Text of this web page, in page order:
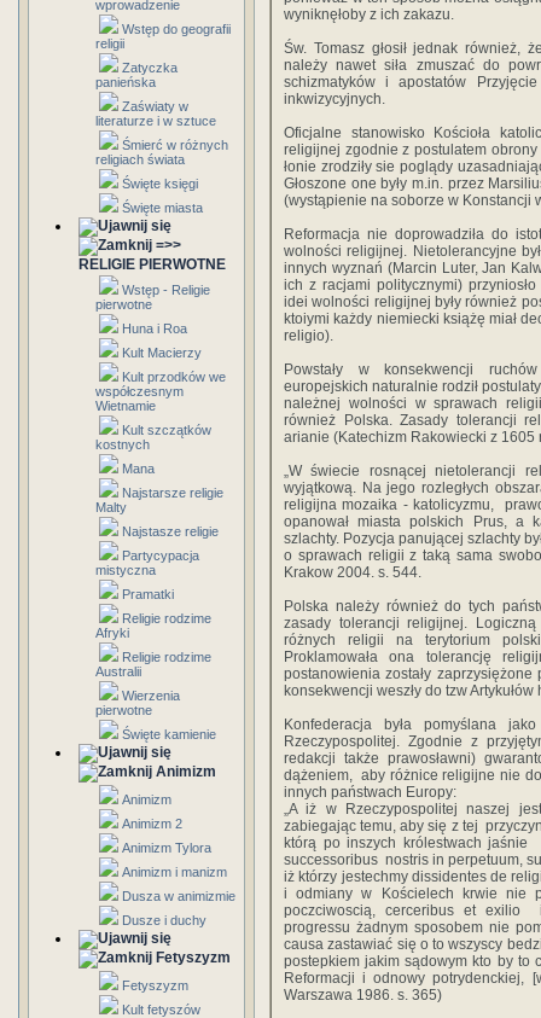
wprowadzenie
Wstęp do geografii
religii
Zatyczka
panieńska
Zaświaty w
literaturze i w sztuce
Śmierć w różnych
religiach świata
Święte księgi
Święte miasta
=>>
RELIGIE PIERWOTNE
Wstęp - Religie
pierwotne
Huna i Roa
Kult Macierzy
Kult przodków we
współczesnym
Wietnamie
Kult szczątków
kostnych
Mana
Najstarsze religie
Malty
Najstasze religie
Partycypacja
mistyczna
Pramatki
Religie rodzime
Afryki
Religie rodzime
Australii
Wierzenia
pierwotne
Święte kamienie
Animizm
Animizm
Animizm 2
Animizm Tylora
Animizm i manizm
Dusza w animizmie
Dusze i duchy
Fetyszyzm
Fetyszyzm
Kult fetyszów
wyniknęłoby z ich zakazu.
Św. Tomasz głosił jednak również,
należy nawet siła zmuszać do
schizmatyków i apostatów
inkwizycyjnych.
Oficjalne stanowisko Kościoła
religijnej zgodnie z postulatem obrony
łonie zrodziły sie poglądy
Głoszone one były m.in. przez
(wystąpienie na soborze w Konstancji
Reformacja nie doprowadziła do
wolności religijnej. Nietolerancyjne
innych wyznań (Marcin Luter, Jan
ich z racjami politycznymi)
idei wolności religijnej były również
ktoiymi każdy niemiecki książę miał
religio).
Powstały w konsekwencji
europejskich naturalnie rodził
należnej wolności w sprawach
również Polska. Zasady tolerancji
arianie (Katechizm Rakowiecki z 1605
„W świecie rosnącej nietolerancji
wyjątkową. Na jego rozległych
religijna mozaika - katolicyzmu,
opanował miasta polskich Prus, a
szlachty. Pozycja panującej szlachty
o sprawach religii z taką sama
Krakow 2004. s. 544.
Polska należy również do tych
zasady tolerancji religijnej. Logiczną
różnych religii na terytorium
Proklamowała ona tolerancję
postanowienia zostały
konsekwencji weszły do tzw
Konfederacja była pomyślana
Rzeczypospolitej. Zgodnie z
redakcji także prawosławni)
dążeniem, aby różnice religijne nie
innych państwach Europy:
„A iż w Rzeczypospolitej naszej
zabiegając temu, aby się z tej
którą po inszych królestwach
successoribus nostris in perpetuum,
iż którzy jestechmy dissidentes de
i odmiany w Kościelech krwie nie
poczciwoscią, cerceribus et exilio
progressu żadnym sposobem nie
causa zastawiać się o to wszyscy
postepkiem jakim sądowym kto by to
Reformacji i odnowy potrydenckiej,
Warszawa 1986. s. 365)